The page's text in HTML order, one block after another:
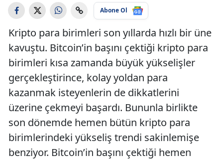
Abone Ol
Kripto para birimleri son yıllarda hızlı bir üne
kavuştu. Bitcoin’in başını çektiği kripto para
birimleri kısa zamanda büyük yükselişler
gerçekleştirince, kolay yoldan para
kazanmak isteyenlerin de dikkatlerini
üzerine çekmeyi başardı. Bununla birlikte
son dönemde hemen bütün kripto para
birimlerindeki yükseliş trendi sakinlemişe
benziyor. Bitcoin’in başını çektiği hemen